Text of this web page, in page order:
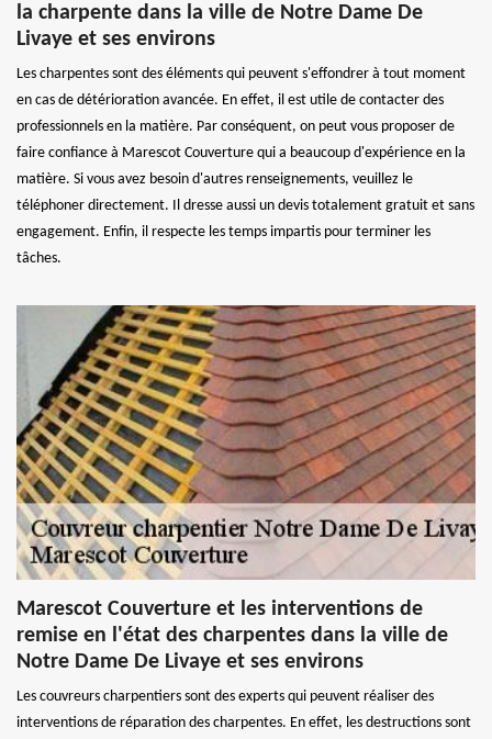
la charpente dans la ville de Notre Dame De
Livaye et ses environs
Les charpentes sont des éléments qui peuvent s'effondrer à tout moment
en cas de détérioration avancée. En effet, il est utile de contacter des
professionnels en la matière. Par conséquent, on peut vous proposer de
faire confiance à Marescot Couverture qui a beaucoup d'expérience en la
matière. Si vous avez besoin d'autres renseignements, veuillez le
téléphoner directement. Il dresse aussi un devis totalement gratuit et sans
engagement. Enfin, il respecte les temps impartis pour terminer les
tâches.
Marescot Couverture et les interventions de
remise en l'état des charpentes dans la ville de
Notre Dame De Livaye et ses environs
Les couvreurs charpentiers sont des experts qui peuvent réaliser des
interventions de réparation des charpentes. En effet, les destructions sont